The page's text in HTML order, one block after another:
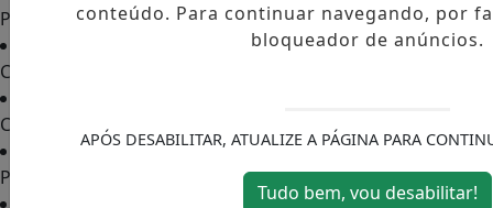
Podcasts/
CANAL RPJ
Contato
Policial
conteúdo. Para continuar navegando, por
bloqueador de anúncios.
APÓS DESABILITAR, ATUALIZE A PÁGINA PARA
Tudo bem, vou desabilitar!